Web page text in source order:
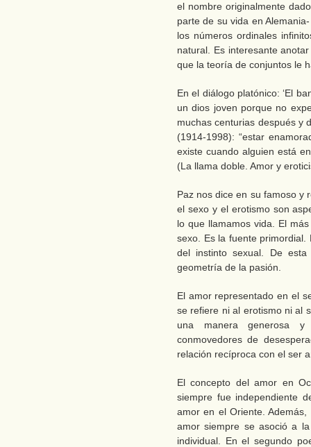
el nombre originalmente
parte de su vida en
los números ordinales
natural. Es interesante
que la teoría de conjuntos le
En el diálogo platónico: ‘El
un dios joven porque no
muchas centurias después y
(1914-1998): “estar
existe cuando alguien está
(La llama doble. Amor y
Paz nos dice en su famoso y
el sexo y el erotismo son
lo que llamamos vida. El
sexo. Es la fuente
del instinto sexual. De
geometría de la pasión.
El amor representado en el
se refiere ni al erotismo ni al
una manera generosa y
conmovedores de
relación recíproca con el ser
El concepto del amor en
siempre fue independiente
amor en el Oriente.
amor siempre se asoció a
individual. En el segundo